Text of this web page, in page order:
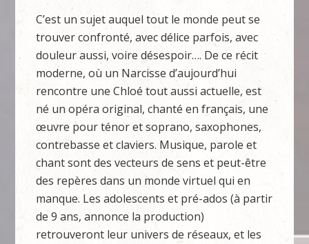
C’est un sujet auquel tout le monde peut se
trouver confronté, avec délice parfois, avec
douleur aussi, voire désespoir…. De ce récit
moderne, où un Narcisse d’aujourd’hui
rencontre une Chloé tout aussi actuelle, est
né un opéra original, chanté en français, une
œuvre pour ténor et soprano, saxophones,
contrebasse et claviers. Musique, parole et
chant sont des vecteurs de sens et peut-être
des repères dans un monde virtuel qui en
manque. Les adolescents et pré-ados (à partir
de 9 ans, annonce la production)
retrouveront leur univers de réseaux, et les